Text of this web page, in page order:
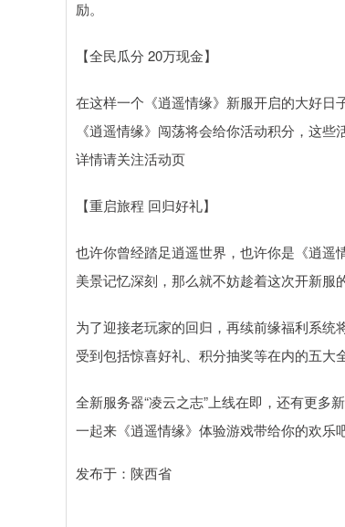
励。
【全民瓜分 20万现金】
在这样一个《逍遥情缘》新服开启的大好
《逍遥情缘》闯荡将会给你活动积分，这
详情请关注活动页
【重启旅程 回归好礼】
也许你曾经踏足逍遥世界，也许你是《逍遥
美景记忆深刻，那么就不妨趁着这次开新服
为了迎接老玩家的回归，再续前缘福利系
受到包括惊喜好礼、积分抽奖等在内的五大
全新服务器“凌云之志”上线在即，还有更多
一起来《逍遥情缘》体验游戏带给你的欢乐
发布于：陕西省